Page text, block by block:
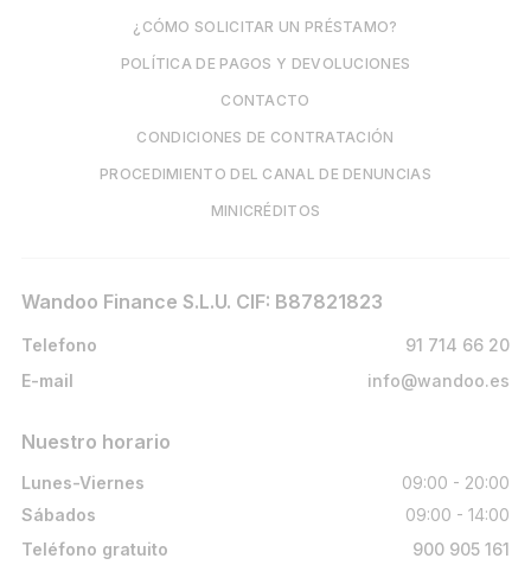
¿CÓMO SOLICITAR UN PRÉSTAMO?
POLÍTICA DE PAGOS Y DEVOLUCIONES
CONTACTO
CONDICIONES DE CONTRATACIÓN
PROCEDIMIENTO DEL CANAL DE DENUNCIAS
MINICRÉDITOS
Wandoo Finance S.L.U. CIF: B87821823
Telefono
91 714 66 20
E-mail
info@wandoo.es
Nuestro horario
Lunes-Viernes
09:00 - 20:00
Sábados
09:00 - 14:00
Teléfono gratuito
900 905 161